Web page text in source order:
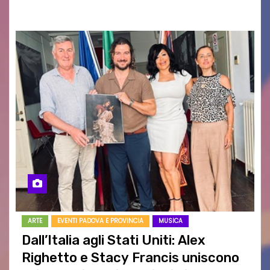
ARTE EVENTI PADOVA E PROVINCIA MUSICA
Dall’Italia agli Stati Uniti: Alex
Righetto e Stacy Francis uniscono